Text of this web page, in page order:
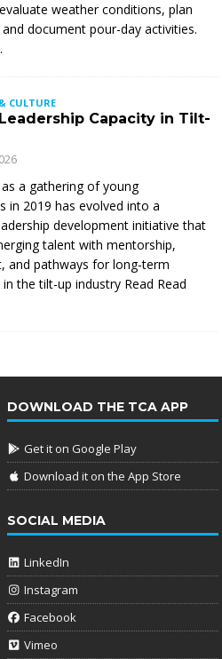
weather conditions, plan
document pour-day activities.
CULTURE
Capacity in Tilt-
a gathering of young
in 2019 has evolved into a
development initiative that
talent with mentorship,
and pathways for long-term
the tilt-up industry Read Read
DOWNLOAD THE TCA APP
Get it on Google Play
Download it on the App Store
SOCIAL MEDIA
LinkedIn
Instagram
Facebook
Vimeo